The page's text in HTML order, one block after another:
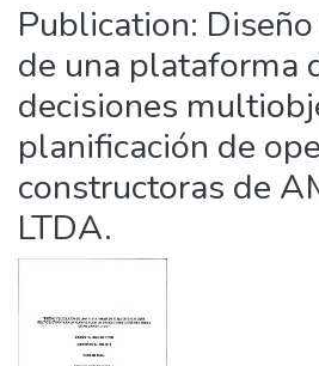
Publication:
de una plataforma
decisiones
planificación de
constructoras de
LTDA.